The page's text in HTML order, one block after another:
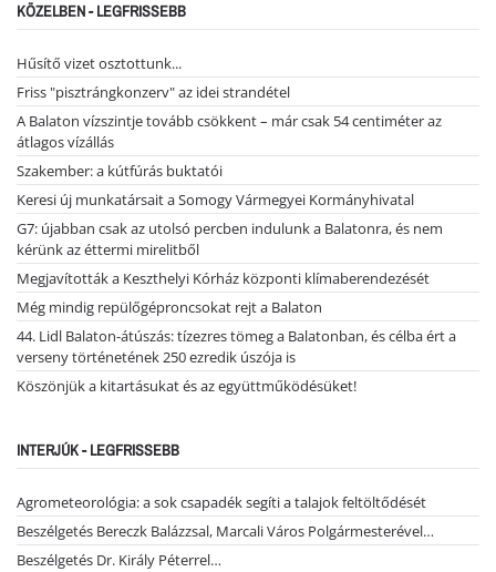
KÖZELBEN - LEGFRISSEBB
Hűsítő vizet osztottunk...
Friss "pisztrángkonzerv" az idei strandétel
A Balaton vízszintje tovább csökkent – már csak 54 centiméter az
átlagos vízállás
Szakember: a kútfúrás buktatói
Keresi új munkatársait a Somogy Vármegyei Kormányhivatal
G7: újabban csak az utolsó percben indulunk a Balatonra, és nem
kérünk az éttermi mirelitből
Megjavították a Keszthelyi Kórház központi klímaberendezését
Még mindig repülőgéproncsokat rejt a Balaton
44. Lidl Balaton-átúszás: tízezres tömeg a Balatonban, és célba ért a
verseny történetének 250 ezredik úszója is
Köszönjük a kitartásukat és az együttműködésüket!
INTERJÚK - LEGFRISSEBB
Agrometeorológia: a sok csapadék segíti a talajok feltöltődését
Beszélgetés Bereczk Balázzsal, Marcali Város Polgármesterével…
Beszélgetés Dr. Király Péterrel…